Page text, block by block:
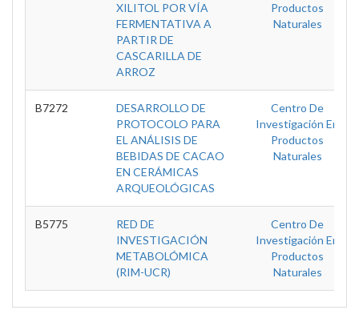
XILITOL POR VÍA
FERMENTATIVA A
PARTIR DE
CASCARILLA DE
ARROZ
Productos
Naturales
B7272
DESARROLLO DE
PROTOCOLO PARA
EL ANÁLISIS DE
BEBIDAS DE CACAO
EN CERÁMICAS
ARQUEOLÓGICAS
Centro De
Investigación En
Productos
Naturales
B5775
RED DE
INVESTIGACIÓN
METABOLÓMICA
(RIM-UCR)
Centro De
Investigación En
Productos
Naturales